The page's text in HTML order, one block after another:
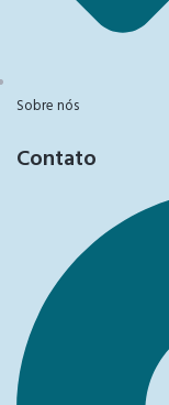
Sobre nós
Contato